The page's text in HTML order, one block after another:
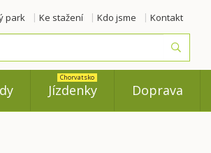
park Ke stažení Kdo jsme Kontakt
Jízdenky
Chorvatsko
Doprava